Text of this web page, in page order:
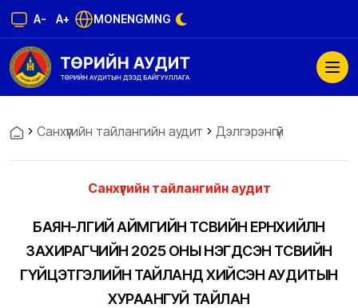
A- A+ MONENGMNG
Санхүүгийн тайлангийн аудит Дэлгэрэнгүй
Санхүүгийн тайлангийн аудит
БАЯН-ӨЛГИЙ АЙМГИЙН ТӨСВИЙН ЕРӨНХИЙЛӨН
ЗАХИРАГЧИЙН 2025 ОНЫ НЭГДСЭН ТӨСВИЙН
ГҮЙЦЭТГЭЛИЙН ТАЙЛАНД ХИЙСЭН АУДИТЫН
ХУРААНГУЙ ТАЙЛАН